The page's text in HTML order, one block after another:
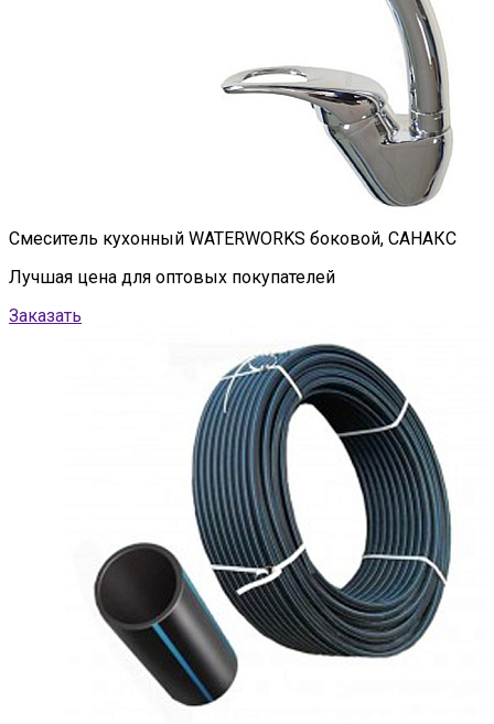
Смеситель кухонный WATERWORKS боковой, САНАКС
Лучшая цена для оптовых покупателей
Заказать